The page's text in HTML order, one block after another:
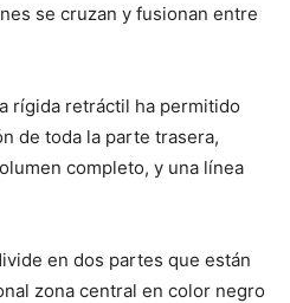
se cruzan y fusionan entre
rígida retráctil ha permitido
de toda la parte trasera,
completo, y una línea
en dos partes que están
zona central en color negro